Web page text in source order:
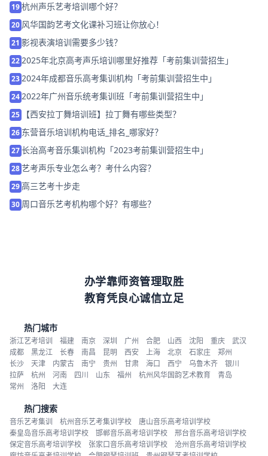
19杭州声乐艺考培训哪个好？
20 风华国韵艺考文化课补习班让你放心！
21 影视表演培训需要多少钱？
222025年北京高考声乐培训哪里好推荐「考前集训营招生」
232024年成都音乐高考集训机构「考前集训营招生中」
242022年广州音乐统考集训班「考前集训营招生中」
25 【西安拉丁舞培训班】拉丁舞有哪些类型？
26 东营音乐培训机构电话_排名_哪家好？
27长治高考音乐集训机构「2023考前集训营招生中」
28艺考声乐专业怎么考？考什么内容？
29高三艺考十步走
30 周口音乐艺考机构哪个好？有哪些？
办学靠师资管理取胜
教育凭良心诚信立足
热门城市
浙江艺考培训 福建 南京 深圳 广州 合肥 山西 沈阳 重庆
武汉
成都
黑龙江 长春 南昌 昆明 西安 上海 北京 石家庄
郑州
长沙
天津 内蒙古 南宁 贵州 甘肃 海口 西宁 乌鲁木齐
银川
拉萨
杭州 河南 四川 山东 福州 杭州风华国韵艺术教育
青岛
常州
洛阳 大连
热门搜索
音乐艺考集训 杭州音乐艺考集训学校
唐山音乐高考培训学校
秦皇岛音乐高考培训学校
邯郸音乐高考培训学校
邢台音乐高考培训学校
保定音乐高考培训学校
张家口音乐高考培训学校
沧州音乐高考培训学校